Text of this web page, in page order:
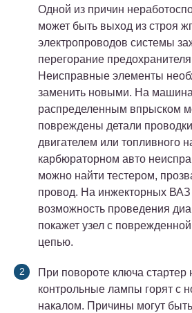
Одной из причин
может быть выход из строя
электропроводов системы
перегорание
Неисправные элементы
заменить новыми. На
распределенным впрыском
повреждены детали
двигателем или топливного
карбюраторном авто
можно найти тестером,
провод. На инжекторных ВАЗ
возможность проведения
покажет узел с
цепью.
При повороте ключа стартер
контрольные лампы горят с
накалом. Причины могут